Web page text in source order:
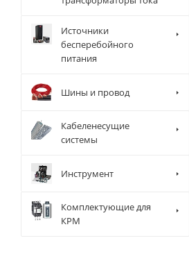
Источники
бесперебойного
питания
Шины и провод
Кабеленесущие
системы
Инструмент
Комплектующие для
КРМ